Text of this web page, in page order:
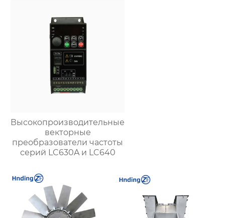
Высокопроизводительные
векторные
преобразователи частоты
серий LC630A и LC640